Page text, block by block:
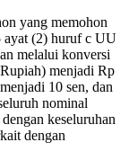
yang memohon
ayat (2) huruf c UU
melalui konversi
menjadi Rp
10 sen, dan
nominal
keseluruhan
dengan